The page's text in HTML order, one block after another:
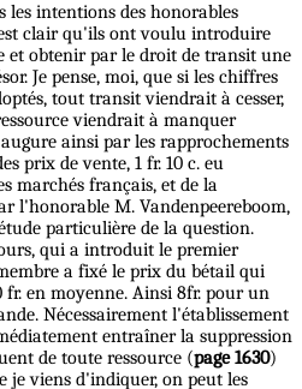
les intentions des honorables
clair qu'ils ont voulu introduire
et obtenir par le droit de transit une
Je pense, moi, que si les chiffres
tout transit viendrait à cesser,
viendrait à manquer
ainsi par les rapprochements
prix de vente, 1 fr. 10 c. eu
marchés français, et de la
l'honorable M. Vandenpeereboom,
particulière de la question.
qui a introduit le premier
a fixé le prix du bétail qui
en moyenne. Ainsi 8fr. pour un
Nécessairement l'établissement
entraîner la suppression
de toute ressource (page 1630)
je viens d'indiquer, on peut les